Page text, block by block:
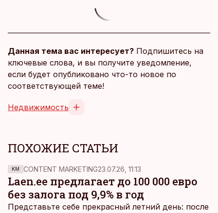
Данная тема вас интересует? Подпишитесь на
ключевые слова, и вы получите уведомление,
если будет опубликовано что-то новое по
соответствующей теме!
Недвижимость
ПОХОЖИЕ СТАТЬИ
KM CONTENT MARKETING23.07.26, 11:13
Laen.ee предлагает до 100 000 евро
без залога под 9,9% в год
Представьте себе прекрасный летний день: после